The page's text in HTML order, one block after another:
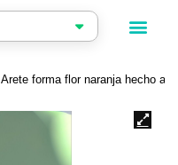
Arete forma flor naranja hecho a